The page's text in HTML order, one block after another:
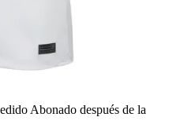
Abonado después de la